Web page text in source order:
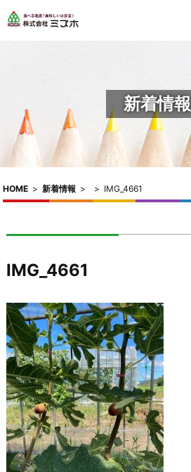
新着情報
HOME > 新着情報 > > IMG_4661
IMG_4661